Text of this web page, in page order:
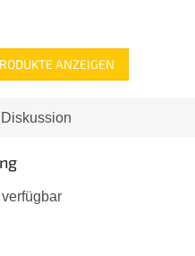
ANZEIGEN
Diskussion